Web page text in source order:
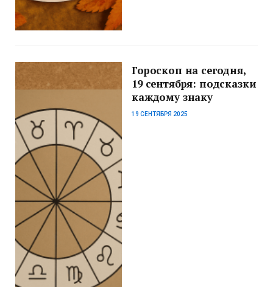
Гороскоп на сегодня,
19 сентября: подсказки
каждому знаку
19 СЕНТЯБРЯ 2025